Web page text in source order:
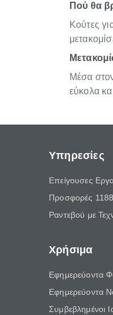
Πού θα
Κούτες
Μέσα
εύκολα
Υπηρεσίες
Επείγουσες
Προσφορές
Ραντεβού με
Χρήσιμα
Εφημερεύοντα
Εφημερεύοντα
Συμβεβλημένοι